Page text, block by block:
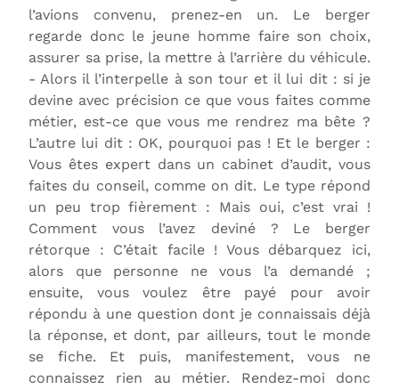
l’avions convenu, prenez-en un. Le berger
regarde donc le jeune homme faire son choix,
assurer sa prise, la mettre à l’arrière du véhicule.
- Alors il l’interpelle à son tour et il lui dit : si je
devine avec précision ce que vous faites comme
métier, est-ce que vous me rendrez ma bête ?
L’autre lui dit : OK, pourquoi pas ! Et le berger :
Vous êtes expert dans un cabinet d’audit, vous
faites du conseil, comme on dit. Le type répond
un peu trop fièrement : Mais oui, c’est vrai !
Comment vous l’avez deviné ? Le berger
rétorque : C’était facile ! Vous débarquez ici,
alors que personne ne vous l’a demandé ;
ensuite, vous voulez être payé pour avoir
répondu à une question dont je connaissais déjà
la réponse, et dont, par ailleurs, tout le monde
se fiche. Et puis, manifestement, vous ne
connaissez rien au métier. Rendez-moi donc